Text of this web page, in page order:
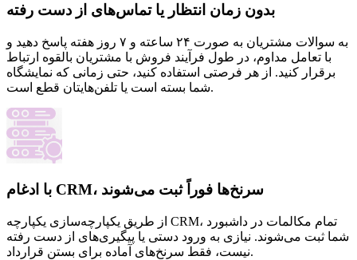
بدون زمان انتظار یا تماس‌های از دست رفته
به سوالات مشتریان به صورت ۲۴ ساعته و ۷ روز هفته پاسخ دهید و
با تعامل مداوم، در طول فرآیند فروش با مشتریان بالقوه ارتباط
برقرار کنید. از هر فرصتی استفاده کنید، حتی زمانی که نمایشگاه
شما بسته است یا تلفن‌هایتان قطع است.
با ادغام CRM، سرنخ‌ها فوراً ثبت می‌شوند
از طریق یکپارچه‌سازی یکپارچه CRM، تمام مکالمات در داشبورد
شما ثبت می‌شوند. نیازی به ورود دستی یا پیگیری‌های از دست رفته
نیست، فقط سرنخ‌های آماده برای بستن قرارداد.